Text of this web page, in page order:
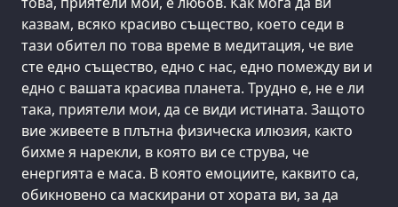
казвам, всяко красиво същество, което седи в
тази обител по това време в медитация, че вие
сте едно същество, едно с нас, едно помежду ви и
едно с вашата красива планета. Трудно е, не е ли
така, приятели мои, да се види истината. Защото
вие живеете в плътна физическа илюзия, както
бихме я нарекли, в която ви се струва, че
енергията е маса. В която емоциите, каквито са,
обикновено са маскирани от хората ви, за да